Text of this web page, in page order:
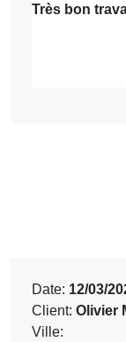
Très bon
Date: 12/03/
Client: Olivier
Ville: